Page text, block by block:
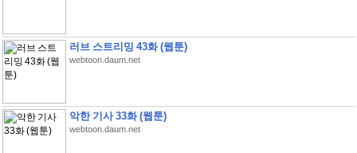
러브 스트리밍 43화 (웹툰)
webtoon.daum.net
악한 기사 33화 (웹툰)
webtoon.daum.net